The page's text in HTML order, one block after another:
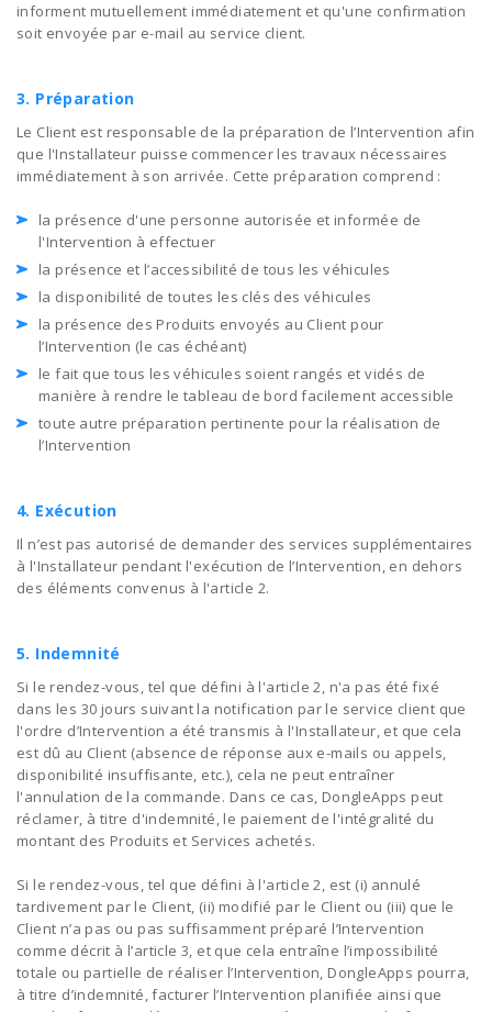
informent mutuellement immédiatement et qu'une confirmation
soit envoyée par e-mail au service client.
3. Préparation
Le Client est responsable de la préparation de l’Intervention afin
que l'Installateur puisse commencer les travaux nécessaires
immédiatement à son arrivée. Cette préparation comprend :
la présence d'une personne autorisée et informée de
l'Intervention à effectuer
la présence et l’accessibilité de tous les véhicules
la disponibilité de toutes les clés des véhicules
la présence des Produits envoyés au Client pour
l’Intervention (le cas échéant)
le fait que tous les véhicules soient rangés et vidés de
manière à rendre le tableau de bord facilement accessible
toute autre préparation pertinente pour la réalisation de
l’Intervention
4. Exécution
Il n’est pas autorisé de demander des services supplémentaires
à l'Installateur pendant l'exécution de l’Intervention, en dehors
des éléments convenus à l'article 2.
5. Indemnité
Si le rendez-vous, tel que défini à l'article 2, n'a pas été fixé
dans les 30 jours suivant la notification par le service client que
l'ordre d’Intervention a été transmis à l'Installateur, et que cela
est dû au Client (absence de réponse aux e-mails ou appels,
disponibilité insuffisante, etc.), cela ne peut entraîner
l'annulation de la commande. Dans ce cas, DongleApps peut
réclamer, à titre d'indemnité, le paiement de l'intégralité du
montant des Produits et Services achetés.
Si le rendez-vous, tel que défini à l'article 2, est (i) annulé
tardivement par le Client, (ii) modifié par le Client ou (iii) que le
Client n’a pas ou pas suffisamment préparé l’Intervention
comme décrit à l’article 3, et que cela entraîne l’impossibilité
totale ou partielle de réaliser l’Intervention, DongleApps pourra,
à titre d’indemnité, facturer l’Intervention planifiée ainsi que